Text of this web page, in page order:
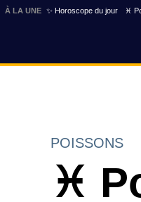
À LA UNE ✨ Horoscope du jour ♓
POISSONS
♓